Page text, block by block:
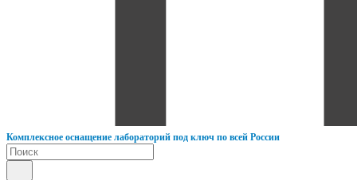
Комплексное оснащение лабораторий под ключ по всей России